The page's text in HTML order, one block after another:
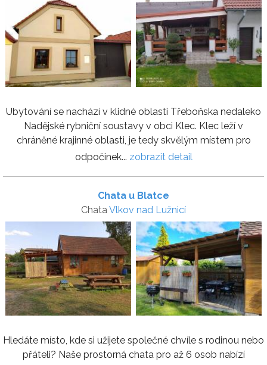
Ubytování se nachází v klidné oblasti Třeboňska nedaleko
Nadějské rybniční soustavy v obci Klec. Klec leží v
chráněné krajinné oblasti, je tedy skvělým místem pro
odpočinek... zobrazit detail
Chata u Blatce
ChataVlkov nad Lužnicí
Hledáte místo, kde si užijete společné chvíle s rodinou nebo
přáteli? Naše prostorná chata pro až 6 osob nabízí